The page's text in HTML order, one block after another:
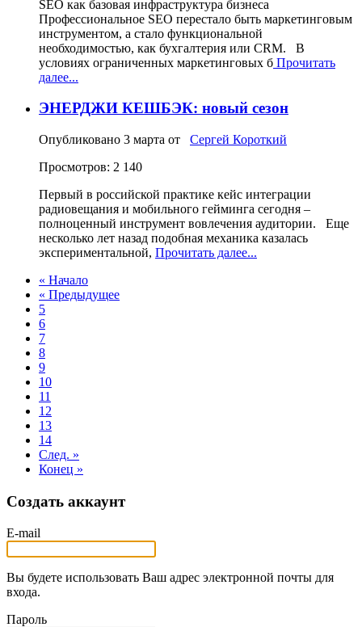
SEO как базовая инфраструктура бизнеса
Профессиональное SEO перестало быть маркетинговым
инструментом, а стало функциональной
необходимостью, как бухгалтерия или CRM. В
условиях ограниченных маркетинговых б Прочитать
далее...
ЭНЕРДЖИ КЕШБЭК: новый сезон
Опубликовано 3 марта от Сергей Короткий
Просмотров: 2 140
Первый в российской практике кейс интеграции
радиовещания и мобильного гейминга сегодня –
полноценный инструмент вовлечения аудитории. Еще
несколько лет назад подобная механика казалась
экспериментальной, Прочитать далее...
« Начало
« Предыдущее
5
6
7
8
9
10
11
12
13
14
След. »
Конец »
Создать аккаунт
E-mail
Вы будете использовать Ваш адрес электронной почты для
входа.
Пароль